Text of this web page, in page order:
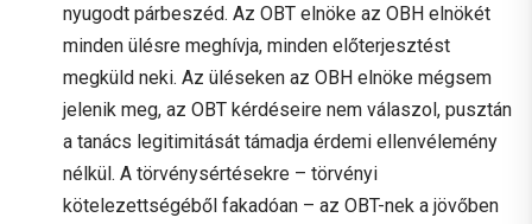
nyugodt párbeszéd. Az OBT elnöke az OBH elnökét
minden ülésre meghívja, minden előterjesztést
megküld neki. Az üléseken az OBH elnöke mégsem
jelenik meg, az OBT kérdéseire nem válaszol, pusztán
a tanács legitimitását támadja érdemi ellenvélemény
nélkül. A törvénysértésekre – törvényi
kötelezettségéből fakadóan – az OBT-nek a jövőben